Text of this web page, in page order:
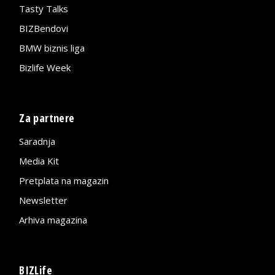
Tasty Talks
BIZBendovi
BMW biznis liga
Bizlife Week
Za partnere
Saradnja
Media Kit
Pretplata na magazin
Newsletter
Arhiva magazina
BIZLife